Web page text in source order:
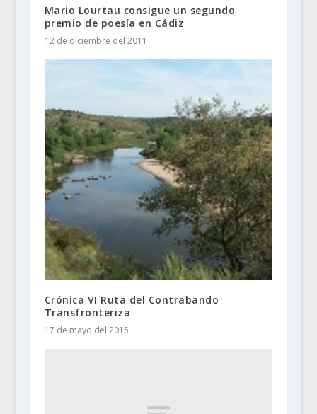
Mario Lourtau consigue un segundo
premio de poesía en Cádiz
12 de diciembre del 2011
Crónica VI Ruta del Contrabando
Transfronteriza
17 de mayo del 2015